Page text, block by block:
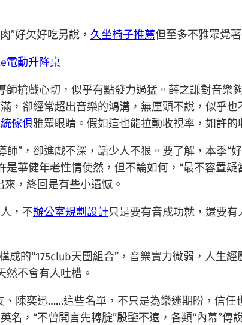
”好欠好吃另說， 久坐椅子推薦但至多不雅眾覺
電動升降桌
師搶戲心切，似乎有點發力過猛。薛之謙對音樂
，卻經常超出音樂的鴻溝，無厘頭不說，似乎也
傢俱雅眾眼睛。假如這也能拉動收視率，如許的
師”，卻進戲不深，話少人不狠。要了解，本季“
華健年老性情使然，但不論如何，“最不容置疑
，終回是有些小遺憾。
，不辦公室規劃設計只是要有音成功就，還要
的“175club天團組合”，音樂實力微弱，人生
然不會有人吐槽。
陳奕迅……這些名單，不只是為樂迷期盼，信任
，“不曾開言先轉腚”殷鑒不遠，各類“內幕”傳